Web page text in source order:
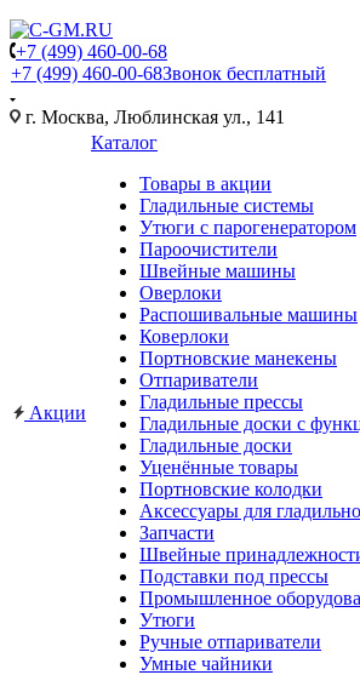
+7 (499) 460-00-68
+7 (499) 460-00-68Звонок бесплатный
г. Москва, Люблинская ул., 141
Акции
Каталог
Товары в акции
Гладильные системы
Утюги с парогенератором
Пароочистители
Швейные машины
Оверлоки
Распошивальные машины
Коверлоки
Портновские манекены
Отпариватели
Гладильные прессы
Гладильные доски с
Гладильные доски
Уценённые товары
Портновские колодки
Аксессуары для
Запчасти
Швейные
Подставки под прессы
Промышленное
Утюги
Ручные отпариватели
Умные чайники